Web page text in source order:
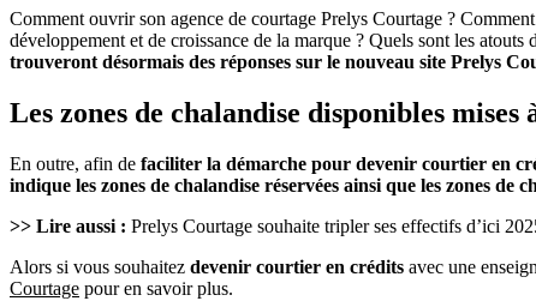
Comment ouvrir son agence de courtage Prelys Courtage ?
développement et de croissance de la marque ? Quels sont les atouts
trouveront désormais des réponses sur le nouveau site Prelys
Les zones de chalandise disponibles
En outre, afin de faciliter la démarche pour devenir courtier en
indique les zones de chalandise réservées ainsi que les zones de
>> Lire aussi : Prelys Courtage souhaite tripler ses effectifs d’ici
Alors si vous souhaitez devenir courtier en crédits avec une
Courtage pour en savoir plus.